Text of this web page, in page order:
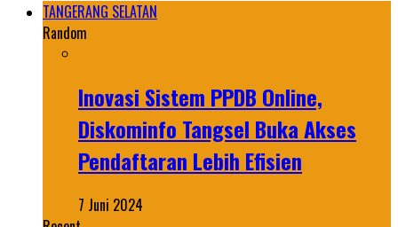
TANGERANG SELATAN
Random
Inovasi Sistem PPDB Online,
Diskominfo Tangsel Buka Akses
Pendaftaran Lebih Efisien
7 Juni 2024